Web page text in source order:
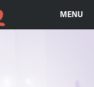
MENU